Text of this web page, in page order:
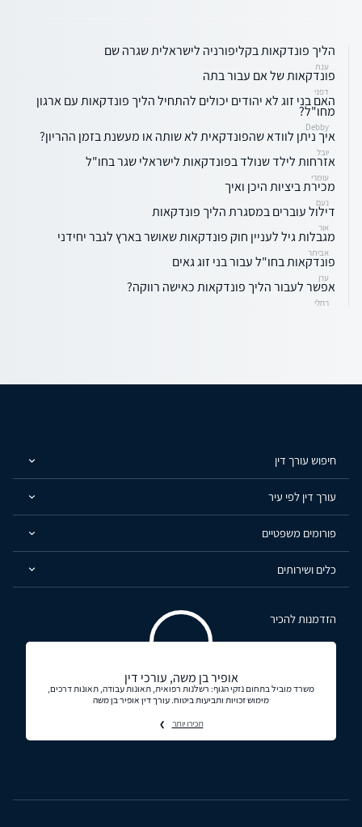
הליך פונדקאות בקליפורניה לישראלית שגרה שם
ענת
פונדקאות של אם עבור בתה
דפני
האם בני זוג לא יהודים יכולים להתחיל הליך פונדקאות עם ארגון
מחו"ל?
Debby
איך ניתן לוודא שהפונדקאית לא שותה או מעשנת בזמן ההריון?
יובל
אזרחות לילד שנולד בפונדקאות לישראלי שגר בחו"ל
עומרי
מכירת ביציות היכן ואיך
נעם
דילול עוברים במסגרת הליך פונדקאות
אור
מגבלות גיל לעניין חוק פונדקאות שאושר בארץ לגבר יחידני
אביתר
פונדקאות בחו"ל עבור בני זוג גאים
ערן
אפשר לעבור הליך פונדקאות כאישה רווקה?
רחלי
חיפוש עורך דין
עורך דין לפי עיר
פורומים משפטיים
כלים ושירותים
הזדמנות להכיר
אופיר בן משה, עורכי דין
משרד מוביל בתחום נזקי הגוף: רשלנות רפואית, תאונות עבודה, תאונות דרכים,
מימוש זכויות ותביעות ביטוח. עורך דין אופיר בן משה
תכירו יותר